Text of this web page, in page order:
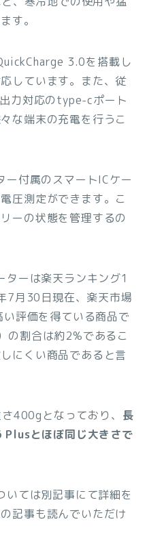
す。
3.0を搭載し
しています。また、従
力対応のtype-cポート
な端末の充電を行うこ
ー付属のスマートICケー
圧測定ができます。こ
ーの状態を管理するの
ターは楽天ランキング1
7月30日現在、楽天市場
評価を得ている商品で
割合は約2%であるこ
にくい商品であると言
400gとなっており、 長
とほぼ同じ大きさで
いては別記事にて詳細を
記事も読んでいただけ